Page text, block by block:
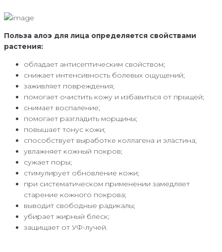
Польза алоэ для лица определяется свойствами
растения:
обладает антисептическим свойством;
снижает интенсивность болевых ощущений;
заживляет повреждения;
помогает очистить кожу и избавиться от прыщей;
снимает воспаление;
помогает разгладить морщины;
повышает тонус кожи;
способствует выработке коллагена и эластина;
увлажняет кожный покров;
сужает поры;
стимулирует обновление кожи;
при систематическом применении замедляет
старение кожного покрова;
выводит свободные радикалы;
убирает жирный блеск;
защищает от УФ-лучей.